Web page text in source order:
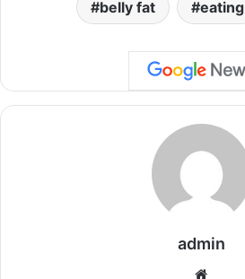
belly fat eating
admin